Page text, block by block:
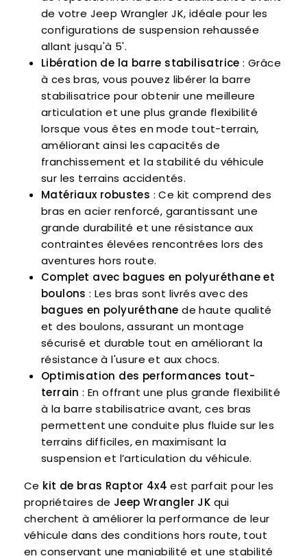
de votre Jeep Wrangler JK, idéale pour les
configurations de suspension rehaussée
allant jusqu'à 5'.
Libération de la barre stabilisatrice : Grâce
à ces bras, vous pouvez libérer la barre
stabilisatrice pour obtenir une meilleure
articulation et une plus grande flexibilité
lorsque vous êtes en mode tout-terrain,
améliorant ainsi les capacités de
franchissement et la stabilité du véhicule
sur les terrains accidentés.
Matériaux robustes : Ce kit comprend des
bras en acier renforcé, garantissant une
grande durabilité et une résistance aux
contraintes élevées rencontrées lors des
aventures hors route.
Complet avec bagues en polyuréthane et
boulons : Les bras sont livrés avec des
bagues en polyuréthane de haute qualité
et des boulons, assurant un montage
sécurisé et durable tout en améliorant la
résistance à l'usure et aux chocs.
Optimisation des performances tout-
terrain : En offrant une plus grande flexibilité
à la barre stabilisatrice avant, ces bras
permettent une conduite plus fluide sur les
terrains difficiles, en maximisant la
suspension et l’articulation du véhicule.
Ce kit de bras Raptor 4x4 est parfait pour les
propriétaires de Jeep Wrangler JK qui
cherchent à améliorer la performance de leur
véhicule dans des conditions hors route, tout
en conservant une maniabilité et une stabilité